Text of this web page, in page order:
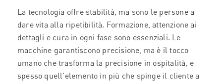
La tecnologia offre stabilità, ma sono le persone a
dare vita alla ripetibilità. Formazione, attenzione ai
dettagli e cura in ogni fase sono essenziali. Le
macchine garantiscono precisione, ma è il tocco
umano che trasforma la precisione in ospitalità, e
spesso quell'elemento in più che spinge il cliente a